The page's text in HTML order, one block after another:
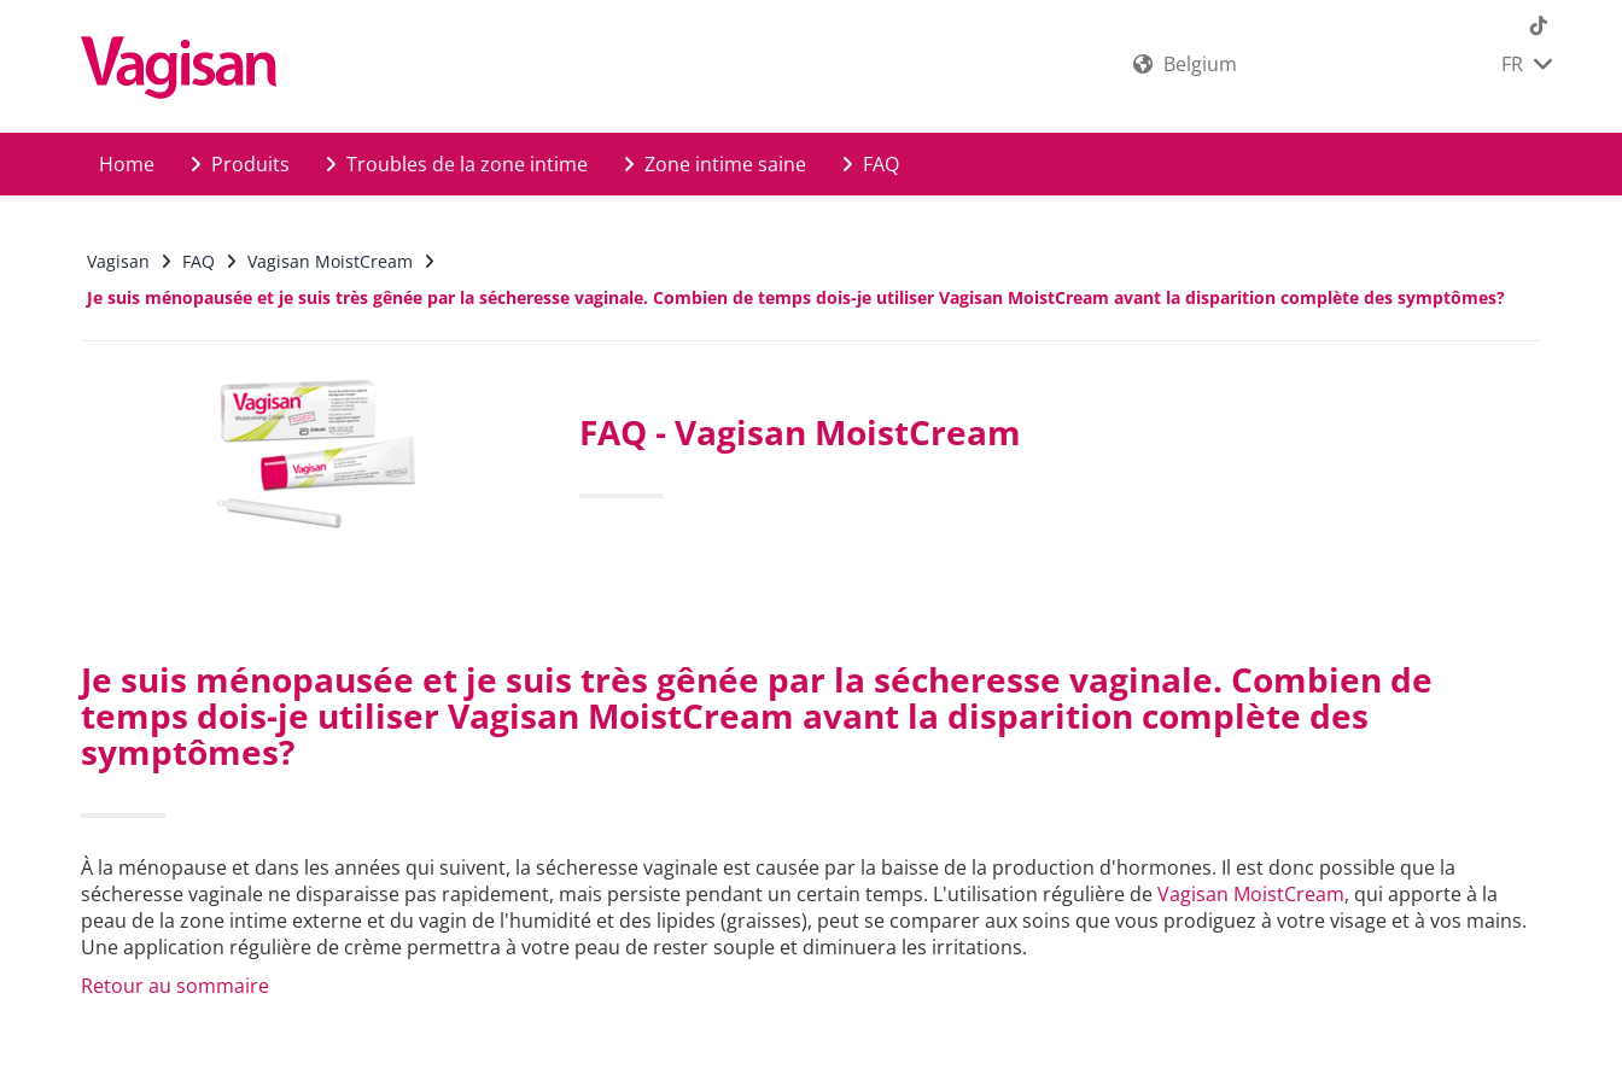
Belgium
FR
Home Produits Troubles de la zone intime Zone intime saine FAQ
Vagisan FAQ
Vagisan MoistCream
Je suis ménopausée et je suis très gênée par la sécheresse vaginale. Combien de temps dois-je utiliser Vagisan MoistCream avant la disparition complète des symptômes?
FAQ - Vagisan MoistCream
Je suis ménopausée et je suis très gênée par la sécheresse vaginale. Combien de
temps dois-je utiliser Vagisan MoistCream avant la disparition complète des
symptômes?
À la ménopause et dans les années qui suivent, la sécheresse vaginale est causée par la baisse de la production d'hormones. Il est donc possible que la
sécheresse vaginale ne disparaisse pas rapidement, mais persiste pendant un certain temps. L'utilisation régulière deVagisan MoistCream, qui apporte à la
peau de la zone intime externe et du vagin de l'humidité et des lipides (graisses), peut se comparer aux soins que vous prodiguez à votre visage et à vos mains.
Une application régulière de crème permettra à votre peau de rester souple et diminuera les irritations.
Retour au sommaire